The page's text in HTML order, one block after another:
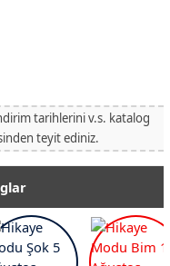
tarihlerini v.s. katalog
teyit ediniz.